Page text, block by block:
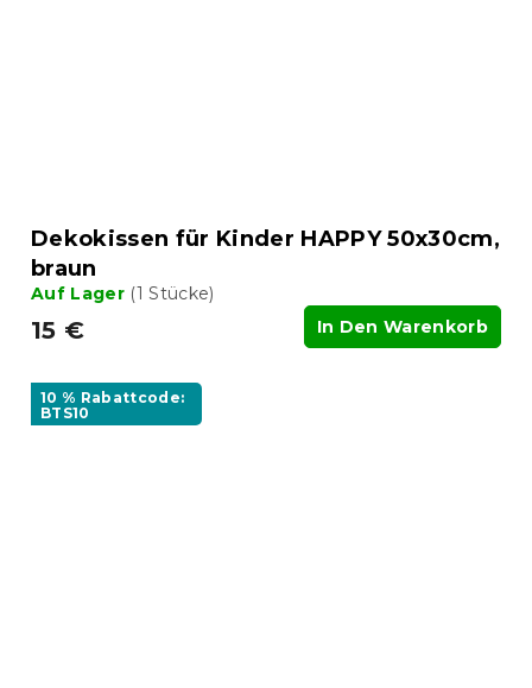
Dekokissen für Kinder HAPPY 50x30cm,
braun
Auf Lager (1 Stücke)
15 € In Den Warenkorb
10 % Rabattcode:
BTS10